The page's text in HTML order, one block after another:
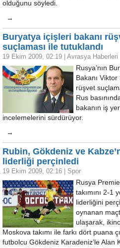
olduğunu söyledi.
→
Buryatya içişleri bakanı
suçlaması ile tutuklandı
19 Ekim 2009, 02:19 Avrasya Haberleri
Rusya’nın
Bakanı
rüşvet
Rus
bakanın iş
incelemelerini sürdürüyor.
→
Rubin, Gökdeniz ve
liderliği perçinledi
19 Ekim 2009, 02:16 Spor
Rusya
takımını 2-1
liderliğini
oynanan
ulaşarak,
Moskova takımı ile farkı dört puana
futbolcu Gökdeniz Karadeniz’le Alan